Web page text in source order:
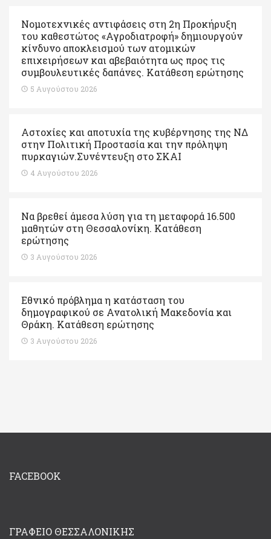
Νομοτεχνικές αντιφάσεις στη 2η Προκήρυξη
του καθεστώτος «Αγροδιατροφή» δημιουργούν
κίνδυνο αποκλεισμού των ατομικών
επιχειρήσεων και αβεβαιότητα ως προς τις
συμβουλευτικές δαπάνες. Κατάθεση ερώτησης
5 Αυγούστου 2026
Αστοχίες και αποτυχία της κυβέρνησης της ΝΔ
στην Πολιτική Προστασία και την πρόληψη
πυρκαγιών.Συνέντευξη στο ΣΚΑΙ
4 Αυγούστου 2026
Να βρεθεί άμεσα λύση για τη μεταφορά 16.500
μαθητών στη Θεσσαλονίκη. Κατάθεση
ερώτησης
3 Αυγούστου 2026
Εθνικό πρόβλημα η κατάσταση του
δημογραφικού σε Ανατολική Μακεδονία και
Θράκη. Κατάθεση ερώτησης
3 Αυγούστου 2026
FACEBOOK
ΓΡΑΦΕΊΟ ΘΕΣΣΑΛΟΝΊΚΗΣ